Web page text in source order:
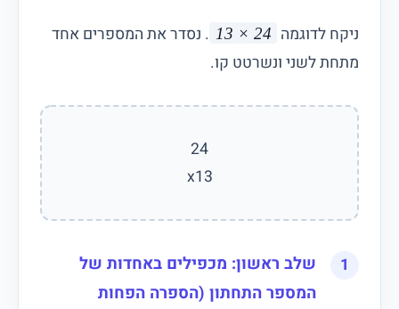
ניקח לדוגמה 24 × 13
. נסדר את המספרים אחד
מתחת לשני ונשרטט קו.
24
x13
שלב ראשון: מכפילים באחדות של
המספר התחתון (הספרה הפחות